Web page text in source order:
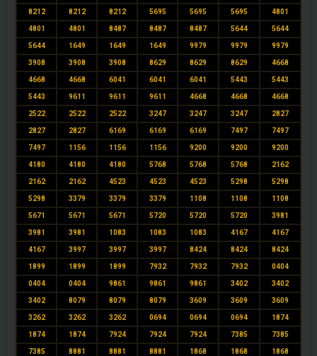
8212 8212 8212 5695 5695 5695 4801
4801 4801 8487 8487 8487 5644 5644
5644 1649 1649 1649 9979 9979 9979
3908 3908 3908 8629 8629 8629 4668
4668 4668 6041 6041 6041 5443 5443
5443 9611 9611 9611 4668 4668 4668
2522 2522 2522 3247 3247 3247 2827
2827 2827 6169 6169 6169 7497 7497
7497 1156 1156 1156 9200 9200 9200
4180 4180 4180 5768 5768 5768 2162
2162 2162 4523 4523 4523 5298 5298
5298 3379 3379 3379 1108 1108 1108
5671 5671 5671 5720 5720 5720 3981
3981 3981 1083 1083 1083 4167 4167
4167 3997 3997 3997 8424 8424 8424
1899 1899 1899 7932 7932 7932 0404
0404 0404 9861 9861 9861 3402 3402
3402 8079 8079 8079 3609 3609 3609
3262 3262 3262 0694 0694 0694 1874
1874 1874 7924 7924 7924 7385 7385
7385 8881 8881 8881 1868 1868 1868